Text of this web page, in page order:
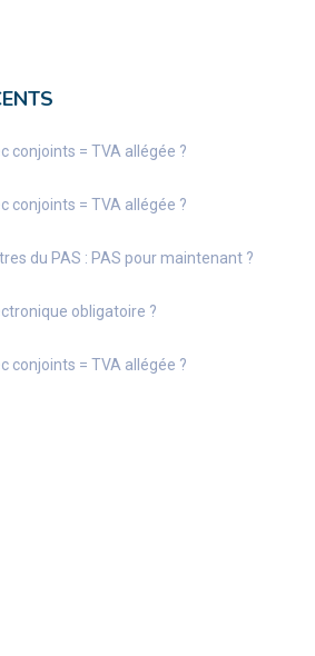
conjoints = TVA allégée ?
conjoints = TVA allégée ?
du PAS : PAS pour maintenant ?
obligatoire ?
conjoints = TVA allégée ?